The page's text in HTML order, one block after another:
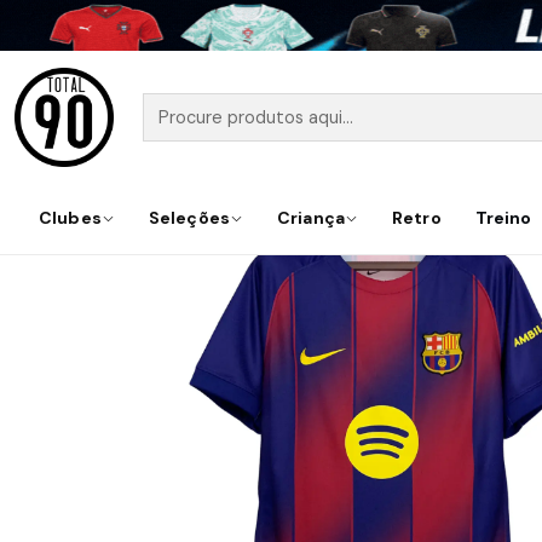
Início
Clubes Seleções Criança Retro Treino